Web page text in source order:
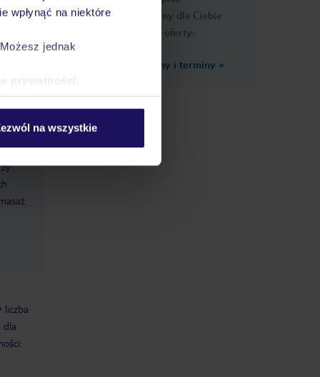
wpłynąć na niektóre
jednak
prywatności
na wszystkie
liczba
dla
Przygotowaliśmy dla Ciebie
podobne oferty:
Zobacz inne ceny i terminy »